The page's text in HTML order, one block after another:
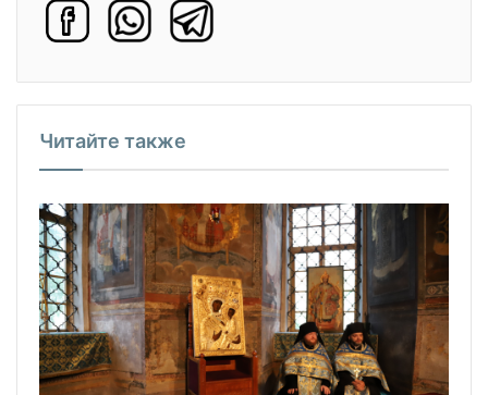
Читайте также